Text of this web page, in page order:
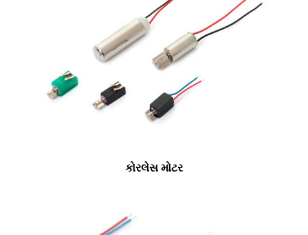
કોરલેસ મોટર